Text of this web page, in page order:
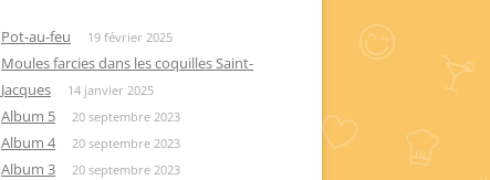
Pot-au-feu 19 février 2025
Moules farcies dans les coquilles Saint-
Jacques
14 janvier 2025
Album 5 20 septembre 2023
Album 4 20 septembre 2023
Album 3 20 septembre 2023